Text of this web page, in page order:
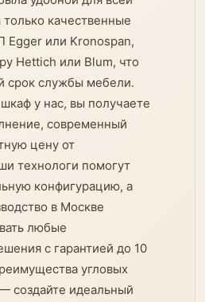
качественные
или Kronospan,
Hettich или Blum, что
срок службы мебели.
у нас, вы получаете
современный
цену от
технологи помогут
конфигурацию, а
в Москве
любые
с гарантией до 10
угловых
идеальный